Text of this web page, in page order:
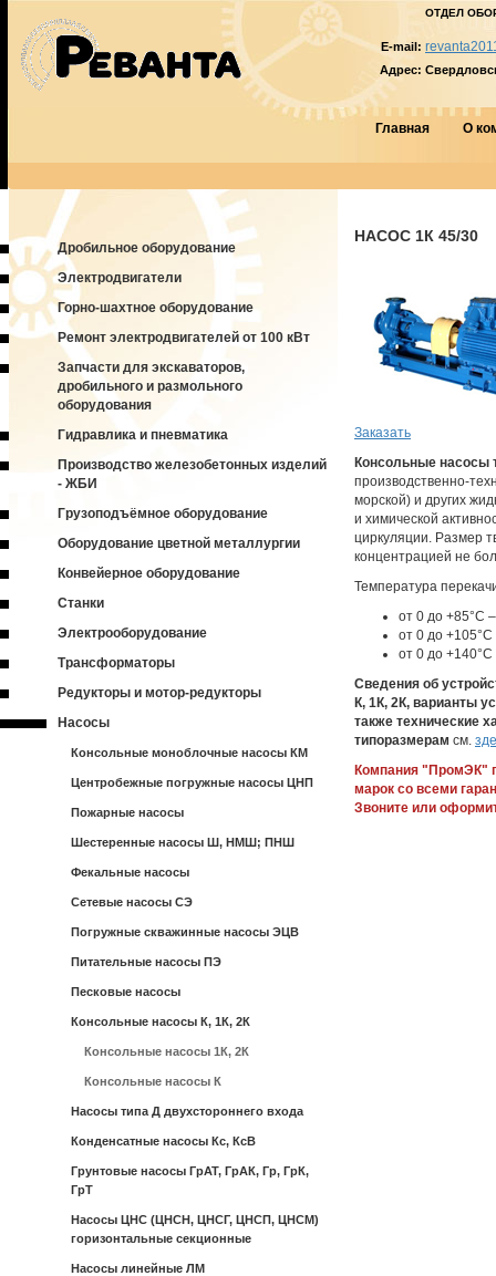
ОТДЕЛ
E-mail:
Адрес:
Главная О
Дробильное оборудование
Электродвигатели
Горно-шахтное оборудование
Ремонт электродвигателей от 100 кВт
Запчасти для экскаваторов,
дробильного и размольного
оборудования
Гидравлика и пневматика
Производство железобетонных изделий
- ЖБИ
Грузоподъёмное оборудование
Оборудование цветной металлургии
Конвейерное оборудование
Станки
Электрооборудование
Трансформаторы
Редукторы и мотор-редукторы
Насосы
Консольные моноблочные насосы КМ
Центробежные погружные насосы ЦНП
Пожарные насосы
Шестеренные насосы Ш, НМШ; ПНШ
Фекальные насосы
Сетевые насосы СЭ
Погружные скважинные насосы ЭЦВ
Питательные насосы ПЭ
Песковые насосы
Консольные насосы К, 1К, 2К
Консольные насосы 1К, 2К
Консольные насосы К
Насосы типа Д двухстороннего входа
Конденсатные насосы Кс, КсВ
Грунтовые насосы ГрАТ, ГрАК, Гр, ГрК,
ГрТ
Насосы ЦНС (ЦНСН, ЦНСГ, ЦНСП, ЦНСМ)
горизонтальные секционные
Насосы линейные ЛМ
НАСОС 1К 45/30
Заказать
Консольные насосы
производственно-
морской) и других
и химической
циркуляции. Размер
концентрацией не
Температура
от 0 до +85°С
от 0 до
от 0 до
Сведения об
К, 1К, 2К, варианты
также технические
типоразмерам см.
Компания "ПромЭК"
марок со всеми
Звоните или